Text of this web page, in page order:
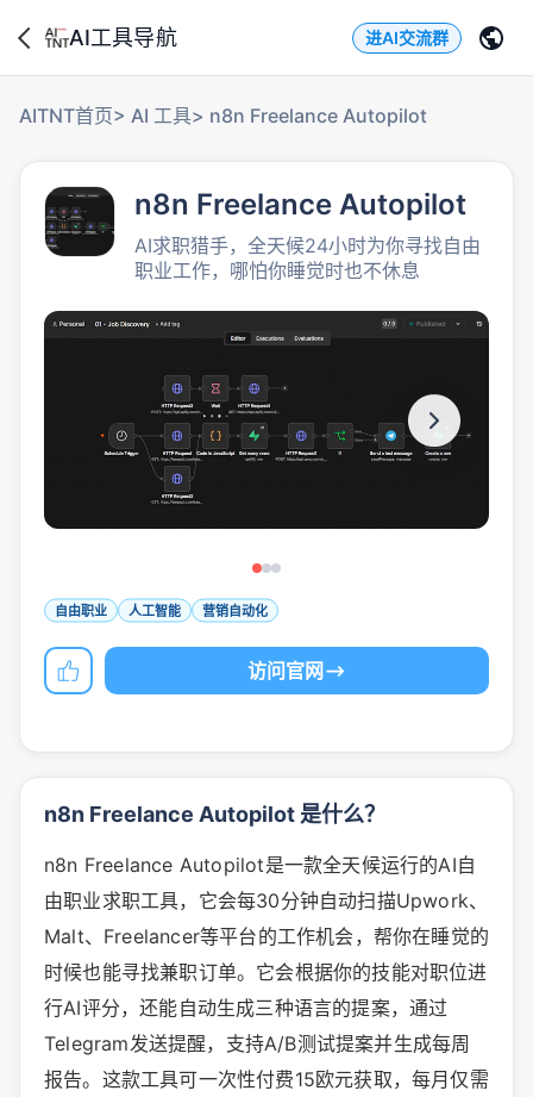
AI工具导航 进AI交流群
AITNT首页> AI 工具> n8n Freelance Autopilot
n8n Freelance Autopilot
AI求职猎手，全天候24小时为你寻找自由
职业工作，哪怕你睡觉时也不休息
自由职业 人工智能 营销自动化
访问官网
n8n Freelance Autopilot 是什么？
n8n Freelance Autopilot是一款全天候运行的AI自
由职业求职工具，它会每30分钟自动扫描Upwork、
Malt、Freelancer等平台的工作机会，帮你在睡觉的
时候也能寻找兼职订单。它会根据你的技能对职位进
行AI评分，还能自动生成三种语言的提案，通过
Telegram发送提醒，支持A/B测试提案并生成每周
报告。这款工具可一次性付费15欧元获取，每月仅需